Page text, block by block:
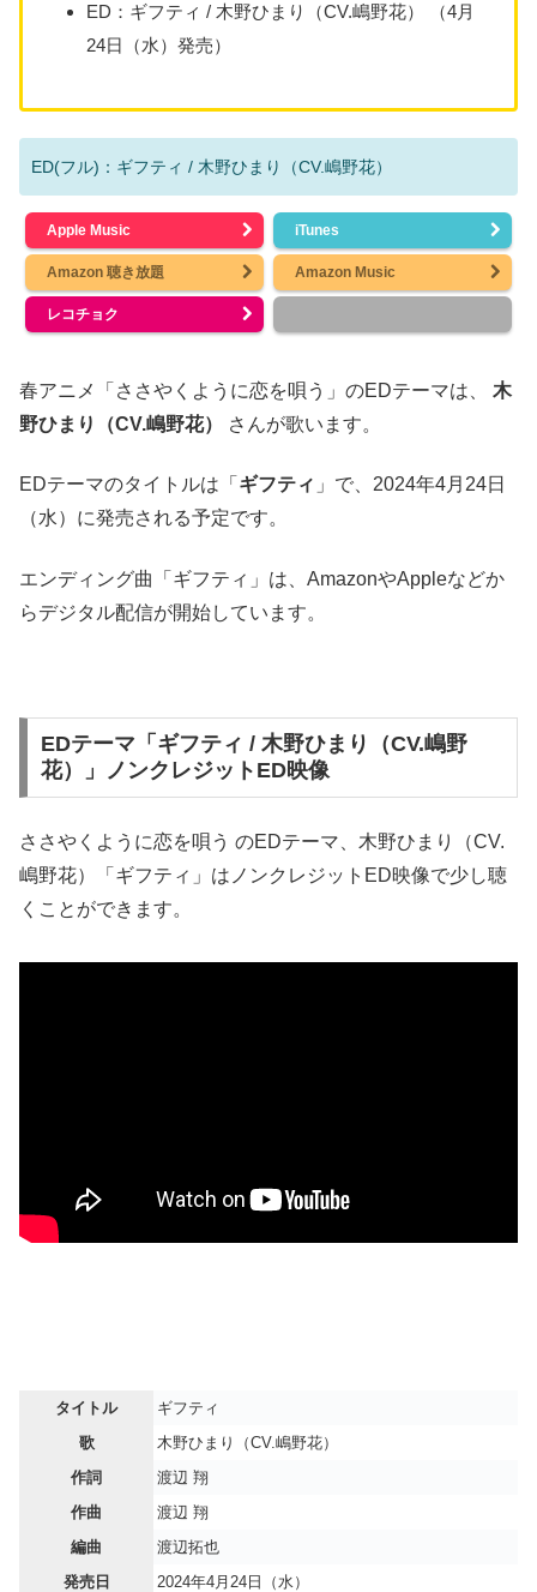
ED：ギフティ / 木野ひまり（CV.嶋野花） （4月
24日（水）発売）
ED(フル)：ギフティ / 木野ひまり（CV.嶋野花）
Apple Music iTunes
Amazon 聴き放題 Amazon Music
レコチョク
春アニメ「ささやくように恋を唄う」のEDテーマは、 木
野ひまり（CV.嶋野花）
さんが歌います。
EDテーマのタイトルは「 ギフティ 」で、2024年4月24日
（水）に発売される予定です。
エンディング曲「ギフティ」は、AmazonやAppleなどか
らデジタル配信が開始しています。
EDテーマ「ギフティ / 木野ひまり（CV.嶋野
花）」ノンクレジットED映像
ささやくように恋を唄う のEDテーマ、木野ひまり（CV.
嶋野花）「ギフティ」はノンクレジットED映像で少し聴
くことができます。
タイトル
ギフティ
歌
木野ひまり（CV.嶋野花）
作詞
渡辺 翔
作曲
渡辺 翔
編曲
渡辺拓也
発売日
2024年4月24日（水）